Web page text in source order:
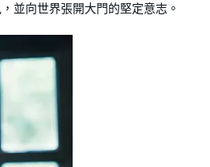
並向世界張開大門的堅定意志。